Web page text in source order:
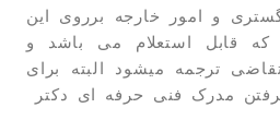
و امور خارجه برروی این
قابل استعلام می باشد و
ترجمه میشود البته برای
مدرک فنی حرفه ای دکتر